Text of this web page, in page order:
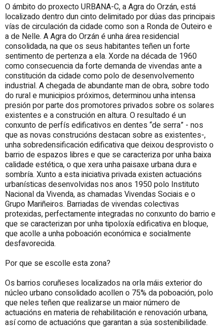
O ámbito do proxecto URBANA-C, a Agra do Orzán, está
localizado dentro dun cinto delimitado por dúas das principais
vías de circulación da cidade como son a Ronda de Outeiro e
a de Nelle. A Agra do Orzán é unha área residencial
consolidada, na que os seus habitantes teñen un forte
sentimento de pertenza a ela. Xorde na década de 1960
como consecuencia da forte demanda de vivendas ante a
constitución da cidade como polo de desenvolvemento
industrial. A chegada de abundante man de obra, sobre todo
do rural e municipios próximos, determinou unha intensa
presión por parte dos promotores privados sobre os solares
existentes e a construción en altura. O resultado é un
conxunto de perfís edificativos en dentes “de serra” - nos
que as novas construcións destacan sobre as existentes-,
unha sobredensificación edificativa que deixou desprovisto o
barrio de espazos libres e que se caracteriza por unha baixa
calidade estética, o que xera unha paisaxe urbana dura e
sombría. Xunto a esta iniciativa privada existen actuacións
urbanísticas desenvolvidas nos anos 1950 polo Instituto
Nacional da Vivenda, as chamadas Vivendas Sociais e o
Grupo Mariñeiros. Barriadas de vivendas colectivas
protexidas, perfectamente integradas no conxunto do barrio e
que se caracterizan por unha tipoloxía edificativa en bloque,
que acolle a unha poboación económica e socialmente
desfavorecida.
Por que se escolle esta zona?
Os barrios coruñeses localizados na orla máis exterior do
núcleo urbano consolidado acollen o 75% da poboación, polo
que neles teñen que realizarse un maior número de
actuacións en materia de rehabilitación e renovación urbana,
así como de actuacións que garantan a súa sostenibilidade.